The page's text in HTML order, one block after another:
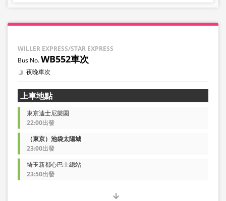
WILLER EXPRESS/STAR EXPRESS
WB552車次
夜晚車次
上車地點
東京迪士尼樂園
22:00出發
（東京）池袋太陽城
23:00出發
埼玉新都心巴士總站
23:50出發